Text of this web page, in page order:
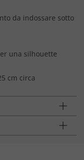
da indossare sotto
una silhouette
cm circa